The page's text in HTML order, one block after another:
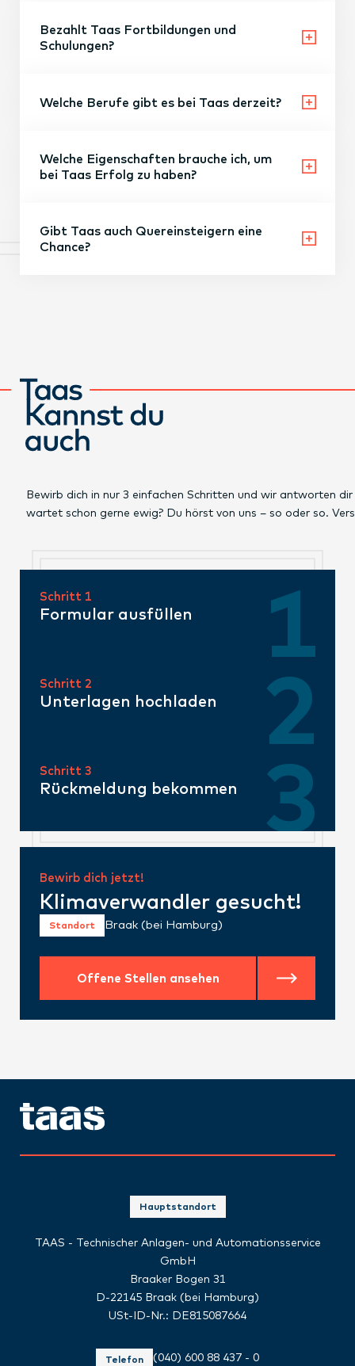
Bezahlt Taas Fortbildungen und
Schulungen?
Welche Berufe gibt es bei Taas derzeit?
Welche Eigenschaften brauche ich, um
bei Taas Erfolg zu haben?
Gibt Taas auch Quereinsteigern eine
Chance?
Bewirb dich in nur 3 einfachen Schritten und wir antworten
wartet schon gerne ewig? Du hörst von uns – so oder so.
Schritt 1
Formular ausfüllen
Schritt 2
Unterlagen hochladen
Schritt 3
Rückmeldung bekommen
Bewirb dich jetzt!
Klimaverwandler gesucht!
Offene Stellen ansehen
Standort Braak (bei Hamburg)
Hauptstandort
TAAS - Technischer Anlagen- und Automationsservice
GmbH
Braaker Bogen 31
D-22145 Braak (bei Hamburg)
USt-ID-Nr.: DE815087664
Telefon (040) 600 88 437 - 0